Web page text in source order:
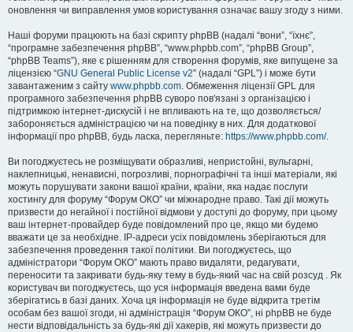
оновлення чи виправлення умов користування означає вашу згоду з ними.
Наші форуми працюють на базі скрипту phpBB (надалі “вони”, “їхнє”,
“програмне забезпечення phpBB”, “www.phpbb.com”, “phpBB Group”,
“phpBB Teams”), яке є рішенням для створення форумів, яке випущене за
ліцензією “GNU General Public License v2” (надалі “GPL”) і може бути
завантаженим з сайту www.phpbb.com. Обмеження ліцензії GPL для
програмного забезпечення phpBB суворо пов'язані з організацією і
підтримкою інтернет-дискусій і не впливають на те, що дозволяється/
забороняється адміністрацією чи на поведінку в них. Для додаткової
інформації про phpBB, будь ласка, перегляньте: https://www.phpbb.com/.
Ви погоджуєтесь не розміщувати образливі, непристойні, вульгарні,
наклепницькі, ненависні, погрозливі, порнографічні та інші матеріали, які
можуть порушувати закони вашої країни, країни, яка надає послуги
хостингу для форуму “Форум ОКО” чи міжнародне право. Такі дії можуть
призвести до негайної і постійної відмови у доступі до форуму, при цьому
ваш інтернет-провайдер буде повідомлений про це, якщо ми будемо
вважати це за необхідне. IP-адреси усіх повідомлень зберігаються для
забезпечення проведення такої політики. Ви погоджуєтесь, що
адміністратори “Форум ОКО” мають право видаляти, редагувати,
переносити та закривати будь-яку тему в будь-який час на свій розсуд . Як
користувач ви погоджуєтесь, що уся інформація введена вами буде
зберігатись в базі даних. Хоча ця інформація не буде відкрита третім
особам без вашої згоди, ні адміністрація “Форум ОКО”, ні phpBB не буде
нести відповідальність за будь-які дії хакерів, які можуть призвести до